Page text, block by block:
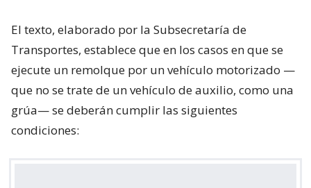
El texto, elaborado por la Subsecretaría de
Transportes, establece que en los casos en que se
ejecute un remolque por un vehículo motorizado —
que no se trate de un vehículo de auxilio, como una
grúa— se deberán cumplir las siguientes
condiciones: